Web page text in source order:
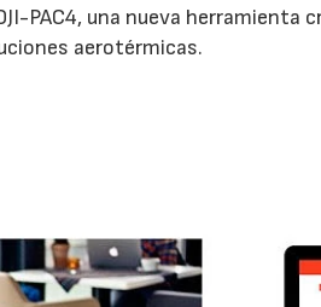
PAC4, una nueva
aerotérmicas.